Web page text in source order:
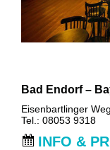
Bad Endorf –
Eisenbartlinger
Tel.: 08053 9318
INFO &